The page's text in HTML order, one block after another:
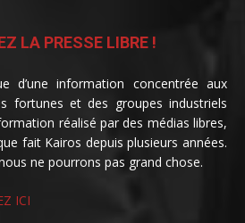
LA PRESSE LIBRE !
d’une information concentrée aux
fortunes et des groupes industriels
réalisé par des médias libres,
fait Kairos depuis plusieurs années.
ne pourrons pas grand chose.
ICI